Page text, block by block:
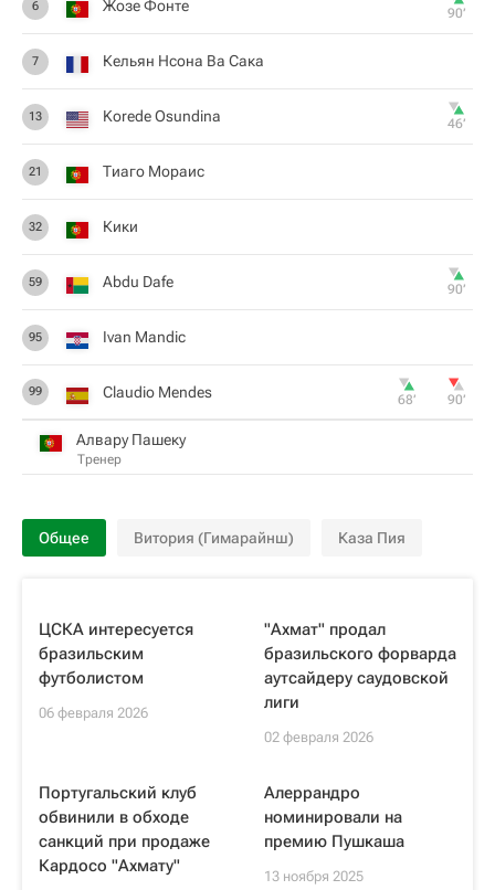
6 Жозе Фонте 90‎’‎
7 Кельян Нсона Ва Сака
13 Korede Osundina 46‎’‎
21 Тиаго Мораис
32 Кики
59 Abdu Dafe 90‎’‎
95 Ivan Mandic
99 Claudio Mendes 68‎’‎ 90‎’‎
Алвару Пашеку
Тренер
Общее Витория (Гимарайнш) Каза Пия
ЦСКА интересуется
бразильским
футболистом
06 февраля 2026
"Ахмат" продал
бразильского форварда
аутсайдеру саудовской
лиги
02 февраля 2026
Португальский клуб
обвинили в обходе
санкций при продаже
Кардосо "Ахмату"
Алеррандро
номинировали на
премию Пушкаша
13 ноября 2025